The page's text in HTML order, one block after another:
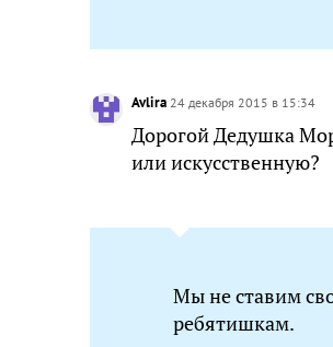
Avlira 24 декабря 2015 в 15:34
Дорогой Дедушка
или искусственную?
Мы не ставим
ребятишкам.